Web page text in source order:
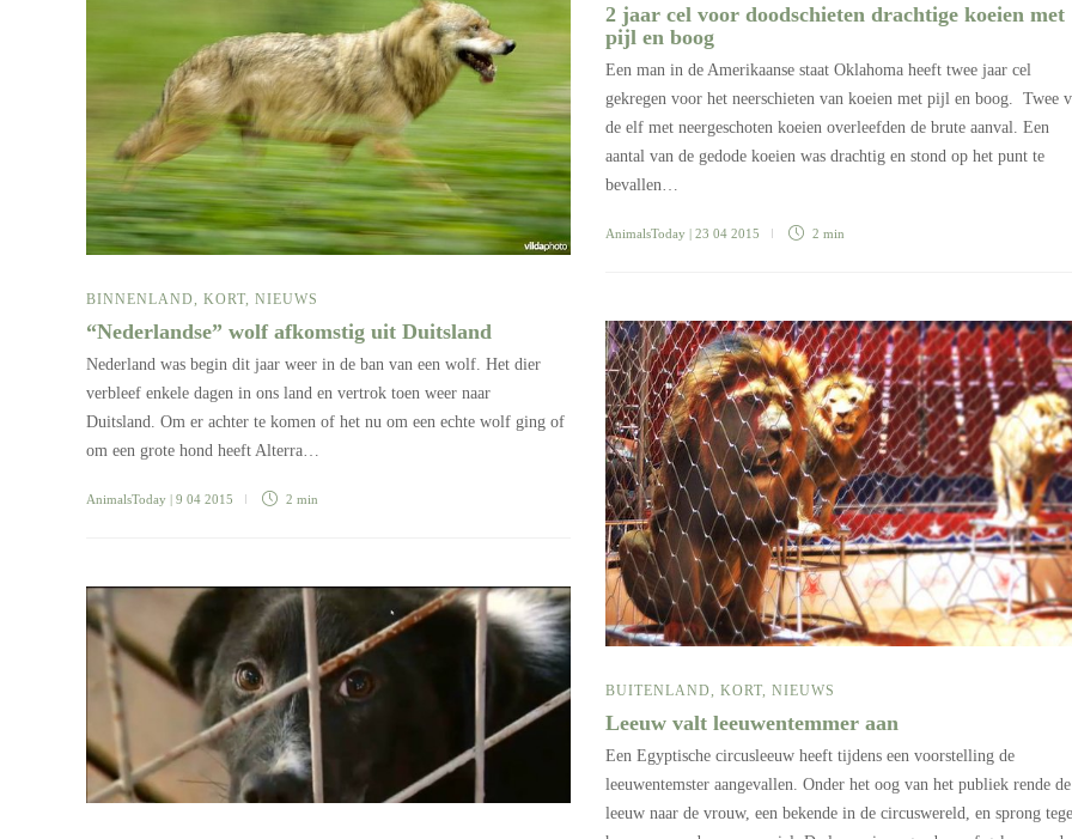
2 jaar cel voor doodschieten drachtige koeien met
pijl en boog
Een man in de Amerikaanse staat Oklahoma heeft twee jaar cel
gekregen voor het neerschieten van koeien met pijl en boog. Twee
de elf met neergeschoten koeien overleefden de brute aanval. Een
aantal van de gedode koeien was drachtig en stond op het punt te
bevallen…
AnimalsToday | 23 04 2015 2 min
BINNENLAND KORT NIEUWS
“Nederlandse” wolf afkomstig uit Duitsland
Nederland was begin dit jaar weer in de ban van een wolf. Het dier
verbleef enkele dagen in ons land en vertrok toen weer naar
Duitsland. Om er achter te komen of het nu om een echte wolf ging of
om een grote hond heeft Alterra…
AnimalsToday | 9 04 2015 2 min
BUITENLAND, KORT, NIEUWS
Leeuw valt leeuwentemmer aan
Een Egyptische circusleeuw heeft tijdens een voorstelling de
leeuwentemster aangevallen. Onder het oog van het publiek rende de
leeuw naar de vrouw, een bekende in de circuswereld, en sprong